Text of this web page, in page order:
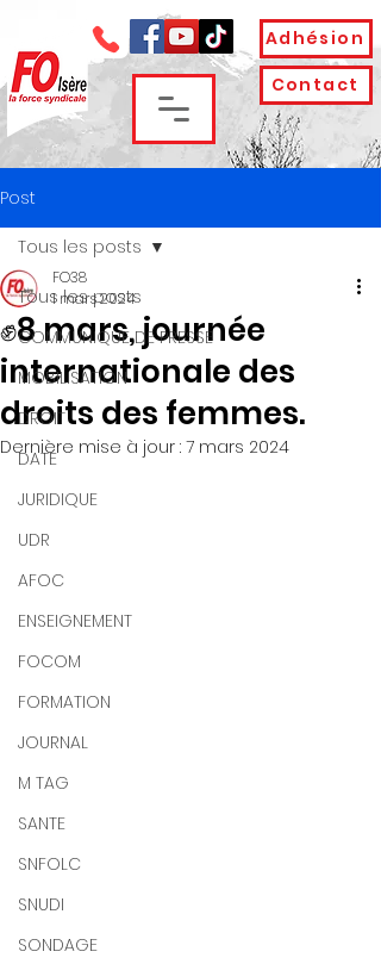
Adhésion
Contact
Post
Tous les posts
COMMUNIQUE DE PRESSE
MOBILISATION
DROIT
DATE
JURIDIQUE
UDR
AFOC
ENSEIGNEMENT
FOCOM
FORMATION
JOURNAL
M TAG
SANTE
SNFOLC
SNUDI
SONDAGE
Tous les posts
✊8 mars, journée
internationale des
droits des femmes.
FO38
1 mars 2024
Dernière mise à jour : 7 mars 2024